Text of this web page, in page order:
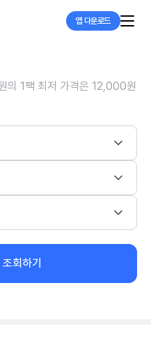
앱 다운로드
의 1팩 최저 가격은 12,000원
회하기